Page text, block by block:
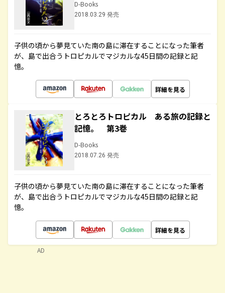
D-Books
2018.03.29 発売
子供の頃から夢見ていた南の島に滞在することになった筆者
が、島で出合うトロピカルでマジカルな45日間の記録と記
憶。
詳細を見る
とろとろトロピカル ある旅の記録と
記憶。 第3巻
D-Books
2018.07.26 発売
子供の頃から夢見ていた南の島に滞在することになった筆者
が、島で出合うトロピカルでマジカルな45日間の記録と記
憶。
詳細を見る
AD